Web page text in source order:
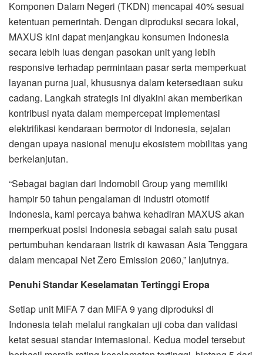
Komponen Dalam Negeri (TKDN) mencapai 40% sesuai
ketentuan pemerintah. Dengan diproduksi secara lokal,
MAXUS kini dapat menjangkau konsumen Indonesia
secara lebih luas dengan pasokan unit yang lebih
responsive terhadap permintaan pasar serta memperkuat
layanan purna jual, khususnya dalam ketersediaan suku
cadang. Langkah strategis ini diyakini akan memberikan
kontribusi nyata dalam mempercepat implementasi
elektrifikasi kendaraan bermotor di Indonesia, sejalan
dengan upaya nasional menuju ekosistem mobilitas yang
berkelanjutan.
“Sebagai bagian dari Indomobil Group yang memiliki
hampir 50 tahun pengalaman di industri otomotif
Indonesia, kami percaya bahwa kehadiran MAXUS akan
memperkuat posisi Indonesia sebagai salah satu pusat
pertumbuhan kendaraan listrik di kawasan Asia Tenggara
dalam mencapai Net Zero Emission 2060,” lanjutnya.
Penuhi Standar Keselamatan Tertinggi Eropa
Setiap unit MIFA 7 dan MIFA 9 yang diproduksi di
Indonesia telah melalui rangkaian uji coba dan validasi
ketat sesuai standar internasional. Kedua model tersebut